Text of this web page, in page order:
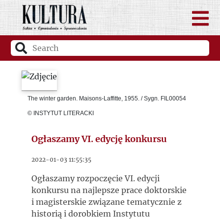
The winter garden. Maisons-Laffitte, 1955. / Sygn. FIL00054
© INSTYTUT LITERACKI
Ogłaszamy VI. edycję konkursu
2022-01-03 11:55:35
Ogłaszamy rozpoczęcie VI. edycji
konkursu na najlepsze prace doktorskie
i magisterskie związane tematycznie z
historią i dorobkiem Instytutu